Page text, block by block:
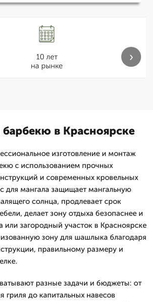
10 лет
на рынке
›
в Красноярске
изготовление и монтаж
с использованием прочных
и современных кровельных
для мангала защищает мангальную
солнца, продлевает срок
делает зону отдыха безопаснее и
или загородный участок в Красноярске
зону для шашлыка благодаря
правильному размеру и
разные задачи и бюджеты: от
гриля до капитальных навесов